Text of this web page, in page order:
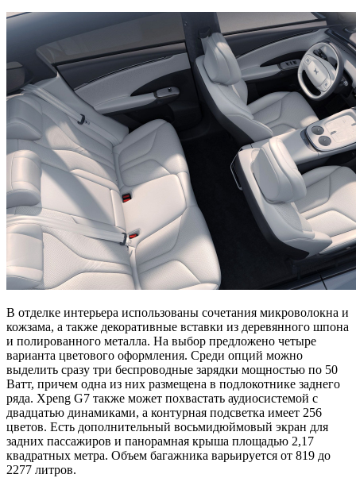
В отделке интерьера использованы сочетания микроволокна и
кожзама, а также декоративные вставки из деревянного шпона
и полированного металла. На выбор предложено четыре
варианта цветового оформления. Среди опций можно
выделить сразу три беспроводные зарядки мощностью по 50
Ватт, причем одна из них размещена в подлокотнике заднего
ряда. Xpeng G7 также может похвастать аудиосистемой с
двадцатью динамиками, а контурная подсветка имеет 256
цветов. Есть дополнительный восьмидюймовый экран для
задних пассажиров и панорамная крыша площадью 2,17
квадратных метра. Объем багажника варьируется от 819 до
2277 литров.